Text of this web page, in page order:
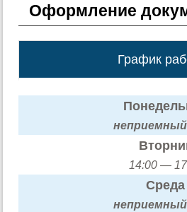
Оформление
График
14:00 —
Среда